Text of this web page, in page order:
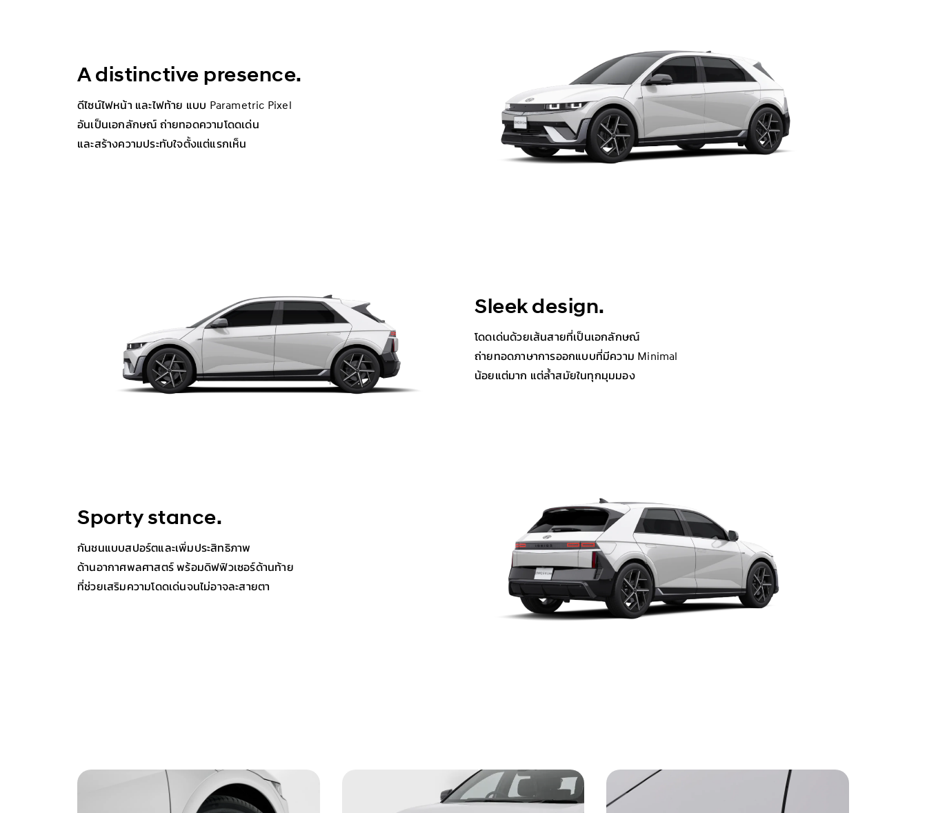
A distinctive presence.
ดีไซน์ไฟหน้า และไฟท้าย แบบ Parametric Pixel
อันเป็นเอกลักษณ์ ถ่ายทอดความโดดเด่น
และสร้างความประทับใจตั้งแต่แรกเห็น
Sleek design.
โดดเด่นด้วยเส้นสายที่เป็นเอกลักษณ์
ถ่ายทอดภาษาการออกแบบที่มีความ Minimal
น้อยแต่มาก แต่ล้ำสมัยในทุกมุมมอง​
Sporty stance.
​กันชนแบบสปอร์ตและเพิ่มประสิทธิภาพ
ด้านอากาศพลศาสตร์ พร้อมดิฟฟิวเซอร์ด้านท้าย
ที่ช่วยเสริมความโดดเด่นจนไม่อาจละสายตา